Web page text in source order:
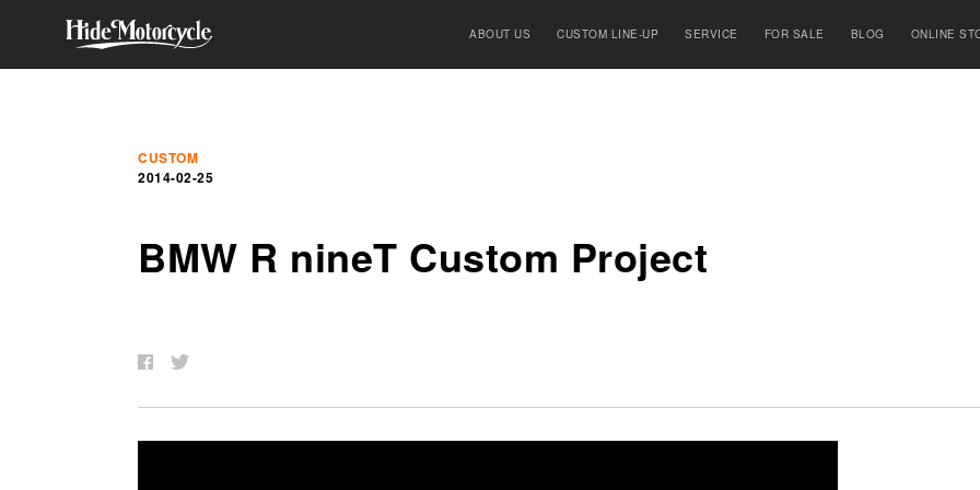
ABOUT US CUSTOM LINE-UP SERVICE FOR SALE BLOG ONLINE
CUSTOM
2014-02-25
BMW R nineT Custom Project